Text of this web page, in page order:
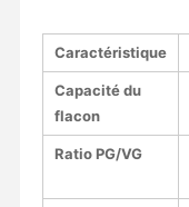
Caractéristique
Capacité du
flacon
Ratio PG/VG